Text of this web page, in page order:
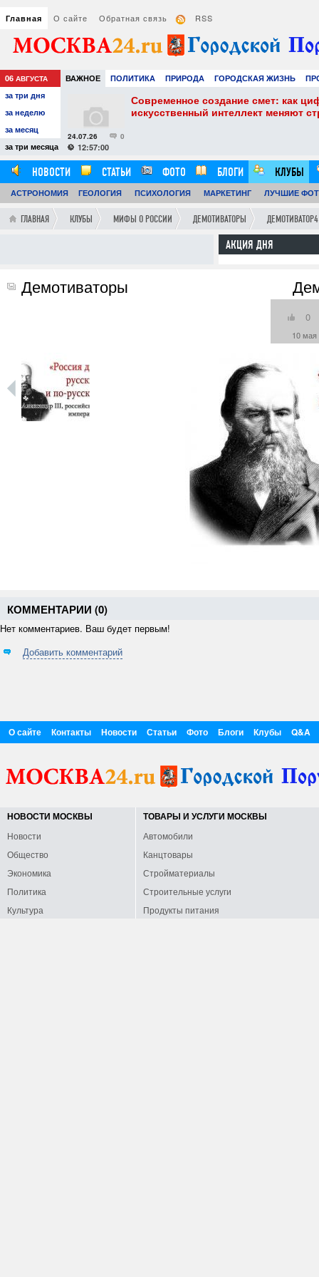
Главная О сайте Обратная связь RSS
06 АВГУСТА ВАЖНОЕ ПОЛИТИКА ПРИРОДА ГОРОДСКАЯ ЖИЗНЬ
ТЕХНОЛОГИИ
за три дня
за неделю
за месяц
за три месяца
и
0
24.07.26
12:57:00
Современное создание смет: как
искусственный интеллект меняют
НОВОСТИ СТАТЬИ ФОТО БЛОГИ
КЛУБЫ
ОБЗОРЫ
ВИДЕОРЕПОРТАЖИ
АСТРОНОМИЯ ГЕОЛОГИЯ ПСИХОЛОГИЯ МАРКЕТИНГ ЛУЧШИЕ
ГЛАВНАЯ КЛУБЫ МИФЫ О РОССИИ ДЕМОТИВАТОРЫ
АКЦИЯ ДНЯ
Демотиваторы
0
10 мая
КОММЕНТАРИИ (0)
Нет комментариев. Ваш будет первым!
Добавить комментарий
О сайте Контакты Новости Статьи Фото Блоги Клубы Q&A
НОВОСТИ МОСКВЫ
Новости
Общество
Экономика
Политика
Культура
ТОВАРЫ И УСЛУГИ МОСКВЫ
Автомобили
Канцтовары
Стройматериалы
Строительные услуги
Продукты питания